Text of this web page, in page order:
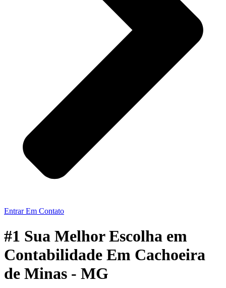
Entrar Em Contato
#1 Sua Melhor Escolha em
Contabilidade Em Cachoeira
de Minas - MG